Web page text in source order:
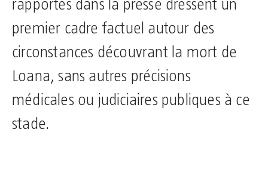
rapportés dans la presse dressent un
premier cadre factuel autour des
circonstances découvrant la mort de
Loana, sans autres précisions
médicales ou judiciaires publiques à ce
stade.